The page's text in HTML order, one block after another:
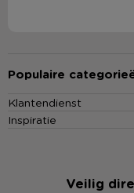
Populaire
Klantendienst
Inspiratie
Veilig